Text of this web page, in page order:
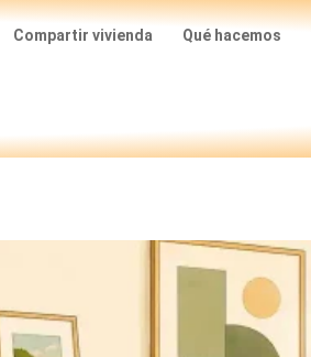
Compartir vivienda Qué hacemos